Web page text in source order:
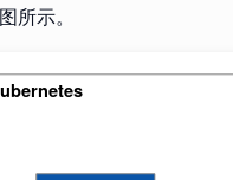
所示。